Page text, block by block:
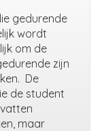
gedurende
wordt
om de
zijn
De
de student
maar